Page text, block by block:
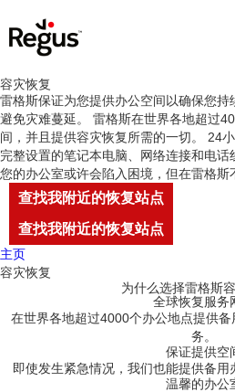
容灾恢复
雷格斯保证为您提供办公空间以确保您持
避免灾难蔓延。 雷格斯在世界各地超过
间，并且提供容灾恢复所需的一切。 24
完整设置的笔记本电脑、网络连接和电话
您的办公室或许会陷入困境，但在雷格斯
查找我附近的恢复站点
查找我附近的恢复站点
主页
容灾恢复
为什么选择雷格斯
全球恢复服务
在世界各地超过4000个办公地点提供
务。
保证提供空
即使发生紧急情况，我们也能提供备用
温馨的办公